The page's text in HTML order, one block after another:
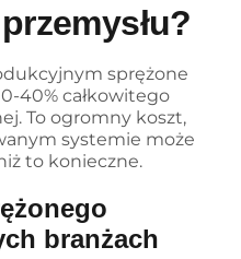
sprężone
40% całkowitego
To ogromny koszt,
systemie może
to konieczne.
branżach